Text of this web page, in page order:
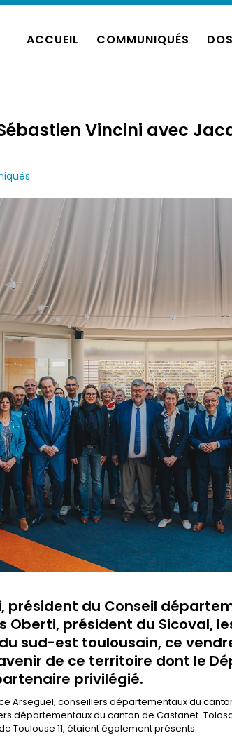
ACCUEIL COMMUNIQUÉS
Vincini avec
président du Conseil
Oberti, président du Sicoval,
sud-est toulousain, ce
de ce territoire dont le
privilégié.
Arseguel, conseillers départementaux du
départementaux du canton de Castanet-
Toulouse 11, étaient également présents.